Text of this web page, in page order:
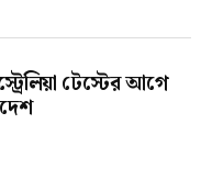
টেস্টের আগে